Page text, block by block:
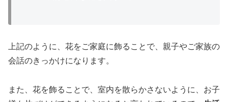
上記のように、花をご家庭に飾ることで、親子やご家族の
会話のきっかけになります。
また、花を飾ることで、室内を散らかさないように、お子